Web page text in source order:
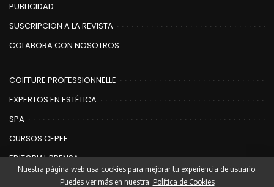
PUBLICIDAD
SUSCRIPCION A LA REVISTA
COLABORA CON NOSOTROS
COIFFURE PROFESSIONNELLE
EXPERTOS EN ESTÉTICA
SPA
CURSOS CEPEF
EDITORIAL PRENSA
Nuestra página web usa cookies para mejorar tu experiencia de usuario.
Puedes ver más en nuestra: Política de Cookies